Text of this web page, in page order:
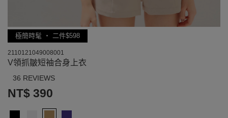
極簡時髦 ‧ 二件$598
2110121049008001
V領抓皺短袖合身上衣
36 REVIEWS
NT$ 390